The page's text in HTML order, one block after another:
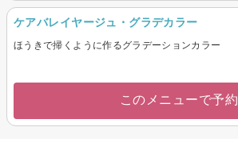
ケアバレイヤージュ・グラデカラー
ほうきで掃くように作るグラデーションカラー
このメニューで予約